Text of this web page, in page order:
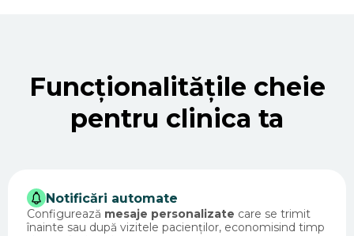
Funcționalitățile cheie
pentru clinica ta
Notificări automate
Configurează mesaje personalizate care se trimit
înainte sau după vizitele pacienților, economisind timp